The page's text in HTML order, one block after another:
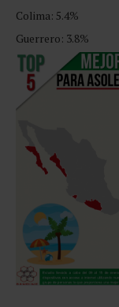
Colima: 5.4%
Guerrero: 3.8%